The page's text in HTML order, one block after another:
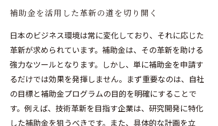
補助金を活用した革新の道を切り開く
日本のビジネス環境は常に変化しており、それに応じた
革新が求められています。補助金は、その革新を助ける
強力なツールとなります。しかし、単に補助金を申請す
るだけでは効果を発揮しません。まず重要なのは、自社
の目標と補助金プログラムの目的を明確にすることで
す。例えば、技術革新を目指す企業は、研究開発に特化
した補助金を狙うべきです。また、具体的な計画を立